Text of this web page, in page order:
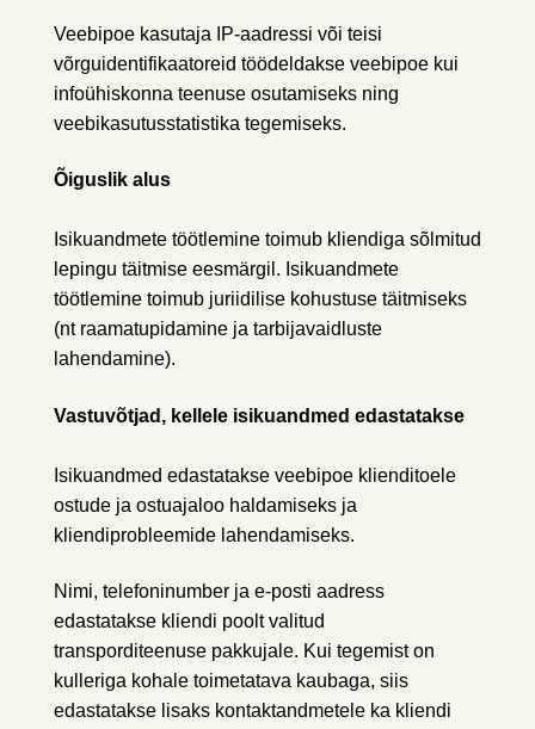
Veebipoe kasutaja IP-aadressi või teisi
võrguidentifikaatoreid töödeldakse veebipoe kui
infoühiskonna teenuse osutamiseks ning
veebikasutusstatistika tegemiseks.
Õiguslik alus
Isikuandmete töötlemine toimub kliendiga sõlmitud
lepingu täitmise eesmärgil. Isikuandmete
töötlemine toimub juriidilise kohustuse täitmiseks
(nt raamatupidamine ja tarbijavaidluste
lahendamine).
Vastuvõtjad, kellele isikuandmed edastatakse
Isikuandmed edastatakse veebipoe klienditoele
ostude ja ostuajaloo haldamiseks ja
kliendiprobleemide lahendamiseks.
Nimi, telefoninumber ja e-posti aadress
edastatakse kliendi poolt valitud
transporditeenuse pakkujale. Kui tegemist on
kulleriga kohale toimetatava kaubaga, siis
edastatakse lisaks kontaktandmetele ka kliendi